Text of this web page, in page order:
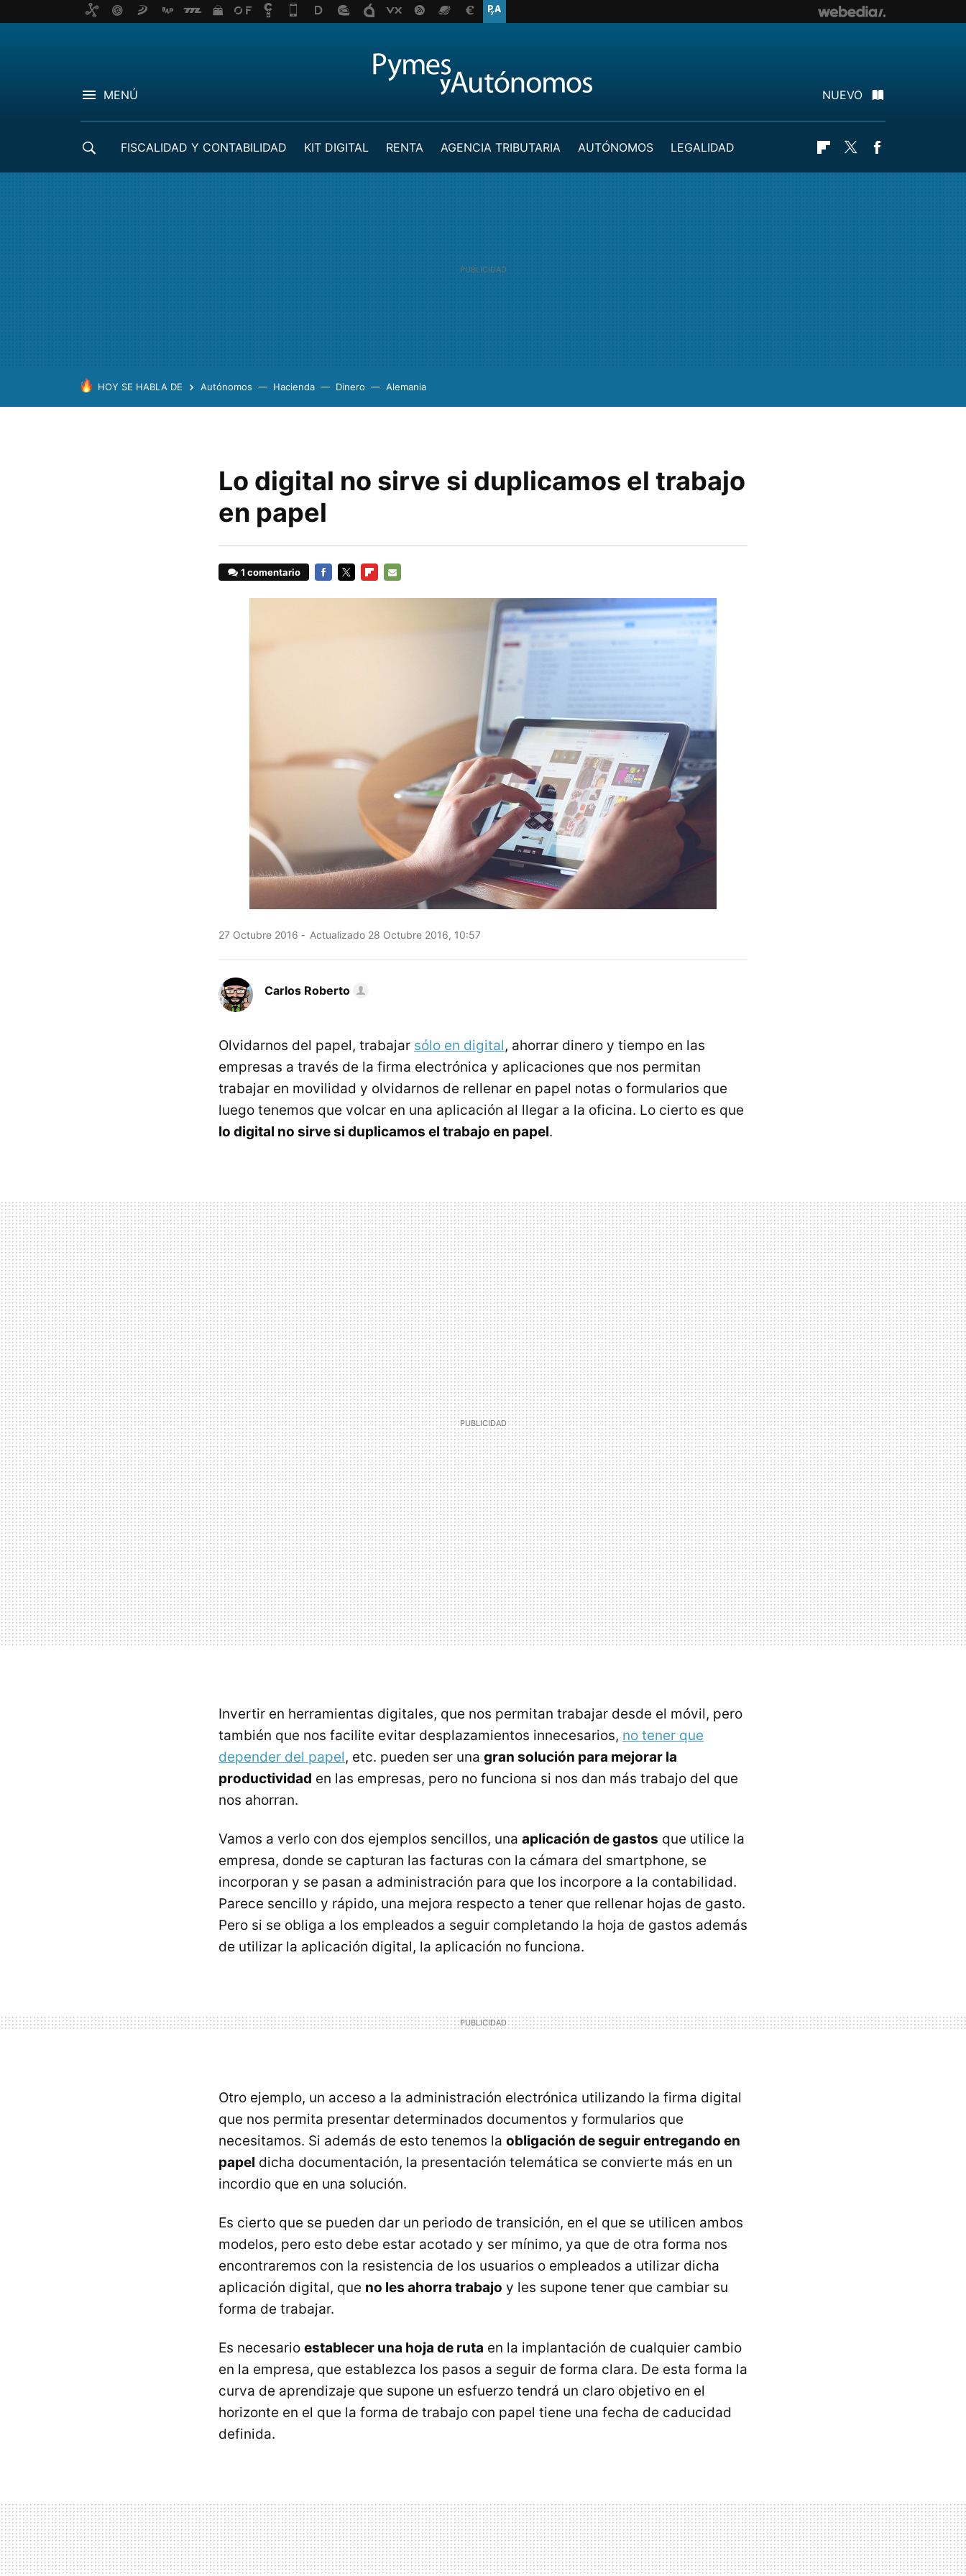
MENÚ NUEVO
FISCALIDAD Y CONTABILIDAD KIT DIGITAL RENTA AGENCIA TRIBUTARIA AUTÓNOMOS
LEGALIDAD
Flipboard
Twitter
HOY SE HABLA DE Autónomos Hacienda Dinero Alemania
Lo digital no sirve si duplicamos el trabajo
en papel
1 comentario
27 Octubre 2016 Actualizado 28 Octubre 2016, 10:57
Carlos Roberto
Olvidarnos del papel, trabajar sólo en digital, ahorrar dinero y tiempo en las
empresas a través de la firma electrónica y aplicaciones que nos permitan
trabajar en movilidad y olvidarnos de rellenar en papel notas o formularios que
luego tenemos que volcar en una aplicación al llegar a la oficina. Lo cierto es que
lo digital no sirve si duplicamos el trabajo en papel.
Invertir en herramientas digitales, que nos permitan trabajar desde el móvil, pero
también que nos facilite evitar desplazamientos innecesarios, no tener que
depender del papel, etc. pueden ser una gran solución para mejorar la
productividad en las empresas, pero no funciona si nos dan más trabajo del que
nos ahorran.
Vamos a verlo con dos ejemplos sencillos, una aplicación de gastos que utilice la
empresa, donde se capturan las facturas con la cámara del smartphone, se
incorporan y se pasan a administración para que los incorpore a la contabilidad.
Parece sencillo y rápido, una mejora respecto a tener que rellenar hojas de gasto.
Pero si se obliga a los empleados a seguir completando la hoja de gastos además
de utilizar la aplicación digital, la aplicación no funciona.
Otro ejemplo, un acceso a la administración electrónica utilizando la firma digital
que nos permita presentar determinados documentos y formularios que
necesitamos. Si además de esto tenemos la obligación de seguir entregando en
papel dicha documentación, la presentación telemática se convierte más en un
incordio que en una solución.
Es cierto que se pueden dar un periodo de transición, en el que se utilicen ambos
modelos, pero esto debe estar acotado y ser mínimo, ya que de otra forma nos
encontraremos con la resistencia de los usuarios o empleados a utilizar dicha
aplicación digital, que no les ahorra trabajo y les supone tener que cambiar su
forma de trabajar.
Es necesario establecer una hoja de ruta en la implantación de cualquier cambio
en la empresa, que establezca los pasos a seguir de forma clara. De esta forma la
curva de aprendizaje que supone un esfuerzo tendrá un claro objetivo en el
horizonte en el que la forma de trabajo con papel tiene una fecha de caducidad
definida.